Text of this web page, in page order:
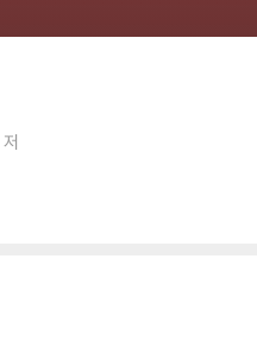
저